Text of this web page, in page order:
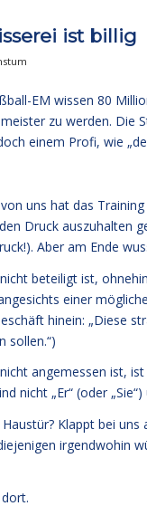
ist billig
EM wissen 80
zu werden. Die
einem Profi, wie
uns hat das
Druck auszuhalten
Aber am Ende
beteiligt ist,
einer
hinein: „Diese
sollen.“)
angemessen ist,
nicht „Er“ (oder
Klappt bei
irgendwohin